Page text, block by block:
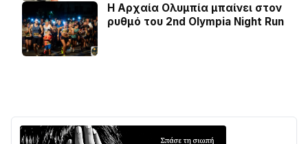
Η Αρχαία Ολυμπία μπαίνει στον
ρυθμό του 2nd Olympia Night Run